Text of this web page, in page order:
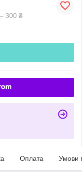
300 ₴
Оплата Умови